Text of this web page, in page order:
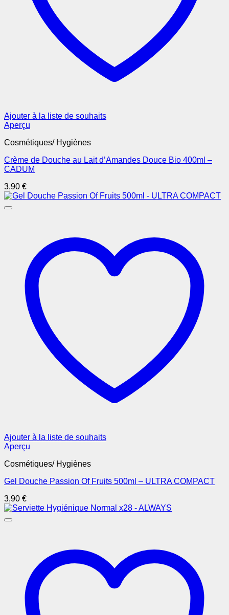
Ajouter à la liste de souhaits
Aperçu
Cosmétiques/ Hygiènes
Crème de Douche au Lait d’Amandes Douce Bio 400ml –
CADUM
3,90 €
Ajouter à la liste de souhaits
Aperçu
Cosmétiques/ Hygiènes
Gel Douche Passion Of Fruits 500ml – ULTRA COMPACT
3,90 €